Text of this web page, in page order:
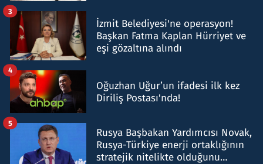
İzmit Belediyesi'ne operasyon!
Başkan Fatma Kaplan Hürriyet ve
eşi gözaltına alındı
3
Oğuzhan Uğur’un ifadesi ilk kez
Diriliş Postası'nda!
4
Rusya Başbakan Yardımcısı Novak,
Rusya-Türkiye enerji ortaklığının
stratejik nitelikte olduğunu
5